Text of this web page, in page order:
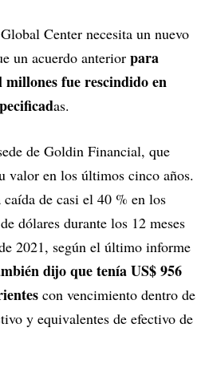
Center necesita un nuevo
un acuerdo anterior para
fue rescindido en
as.
de Goldin Financial, que
valor en los últimos cinco años.
de casi el 40 % en los
dólares durante los 12 meses
2021, según el último informe
dijo que tenía US$ 956
con vencimiento dentro de
y equivalentes de efectivo de